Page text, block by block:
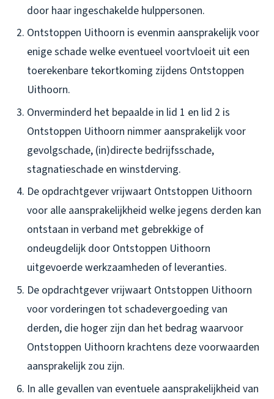
door haar ingeschakelde hulppersonen.
Ontstoppen Uithoorn is evenmin aansprakelijk voor
enige schade welke eventueel voortvloeit uit een
toerekenbare tekortkoming zijdens Ontstoppen
Uithoorn.
Onverminderd het bepaalde in lid 1 en lid 2 is
Ontstoppen Uithoorn nimmer aansprakelijk voor
gevolgschade, (in)directe bedrijfsschade,
stagnatieschade en winstderving.
De opdrachtgever vrijwaart Ontstoppen Uithoorn
voor alle aansprakelijkheid welke jegens derden kan
ontstaan in verband met gebrekkige of
ondeugdelijk door Ontstoppen Uithoorn
uitgevoerde werkzaamheden of leveranties.
De opdrachtgever vrijwaart Ontstoppen Uithoorn
voor vorderingen tot schadevergoeding van
derden, die hoger zijn dan het bedrag waarvoor
Ontstoppen Uithoorn krachtens deze voorwaarden
aansprakelijk zou zijn.
In alle gevallen van eventuele aansprakelijkheid van